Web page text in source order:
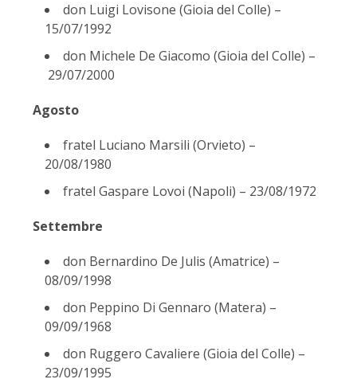
don Luigi Lovisone (Gioia del Colle) –
15/07/1992
don Michele De Giacomo (Gioia del Colle) –
29/07/2000
Agosto
fratel Luciano Marsili (Orvieto) –
20/08/1980
fratel Gaspare Lovoi (Napoli) – 23/08/1972
Settembre
don Bernardino De Julis (Amatrice) –
08/09/1998
don Peppino Di Gennaro (Matera) –
09/09/1968
don Ruggero Cavaliere (Gioia del Colle) –
23/09/1995